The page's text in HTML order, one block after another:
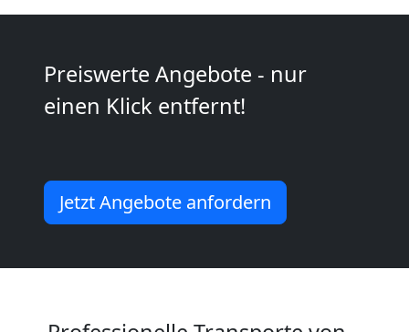
Preiswerte Angebote - nur
einen Klick entfernt!
Jetzt Angebote anfordern
Kleiner
Wolfsberg
Küchenumzug
Wolfsberg